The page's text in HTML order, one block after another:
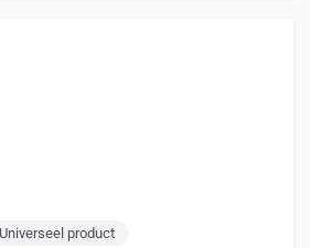
Universeel product